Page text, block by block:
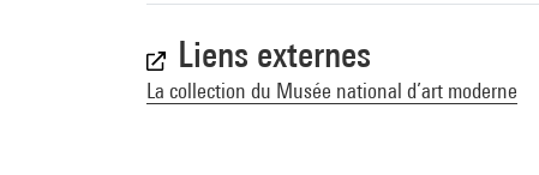
Liens externes
La collection du Musée national d’art moderne